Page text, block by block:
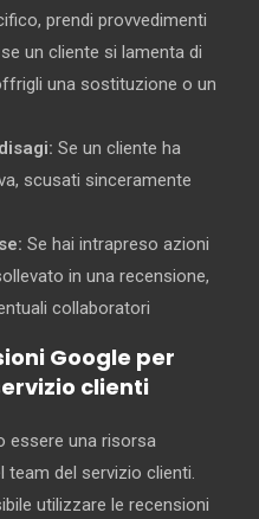
prendi provvedimenti
un cliente si lamenta di
una sostituzione o un
Se un cliente ha
scusati sinceramente
Se hai intrapreso azioni
in una recensione,
collaboratori
Google per
clienti
essere una risorsa
del servizio clienti.
utilizzare le recensioni